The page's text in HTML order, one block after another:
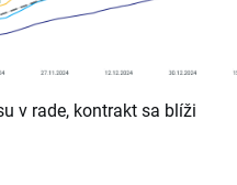
v rade, kontrakt sa blíži